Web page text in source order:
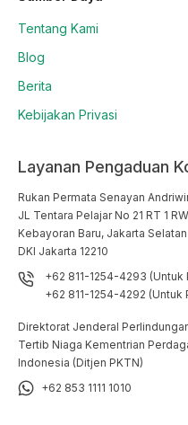
Tentang Kami
Blog
Berita
Kebijakan Privasi
Layanan Pengaduan
Rukan Permata Senayan
JL Tentara Pelajar No 21 RT 1
Kebayoran Baru, Jakarta Selatan
DKI Jakarta 12210
+62 811-1254-4293 (Untuk
+62 811-1254-4292 (Untuk
Direktorat Jenderal
Tertib Niaga Kementrian
Indonesia (Ditjen PKTN)
+62 853 1111 1010